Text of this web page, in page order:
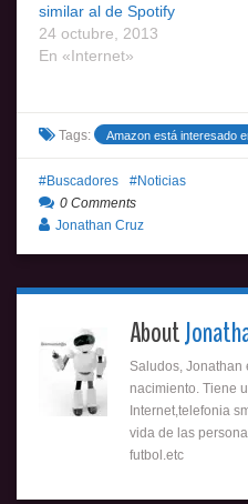
similar al de Spotify
24 octubre, 2013
En «Internet»
Tags: Amazon está interesado
Buscadores
Noticias
0 Comments
Jonathan Cruz
About
Saludos, Jonathan
nacimiento. Tiene
Internet,telefonia
vida de las
futbol.etc